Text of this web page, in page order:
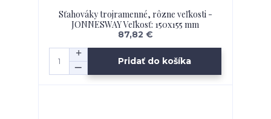
Sťahováky trojramenné, rôzne veľkosti -
JONNESWAY Veľkosť: 150x155 mm
87,82 €
Pridať do košíka